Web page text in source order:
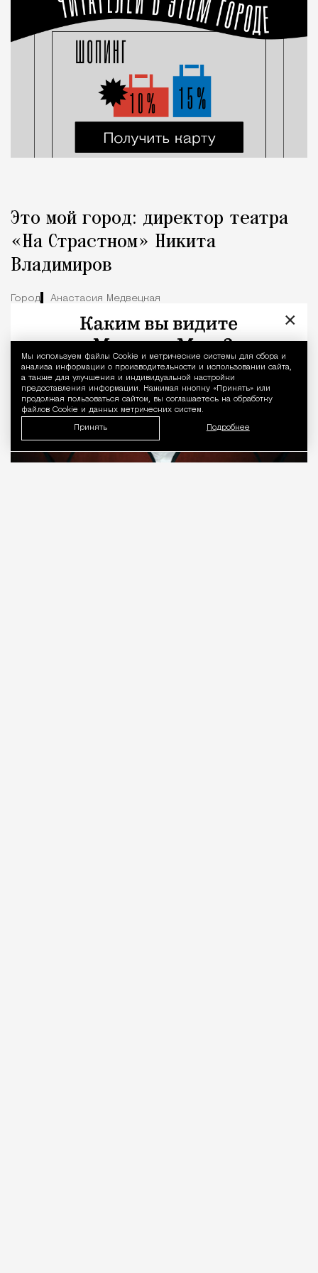
Уведомление
Мы используем файлы Сookie и метрические системы для сбора и
анализа информации о производительности и использовании сайта,
а также для улучшения и индивидуальной настройки
предоставления информации. Нажимая кнопку «Принять» или
продолжая пользоваться сайтом, вы соглашаетесь на обработку
файлов Cookie и данных метрических систем.
Принять Подробнее
Это мой город: директор театра
«На Страстном» Никита
Владимиров
Город Анастасия Медвецкая
×